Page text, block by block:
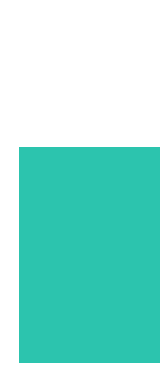
Sie,
es zwar
jede Menge